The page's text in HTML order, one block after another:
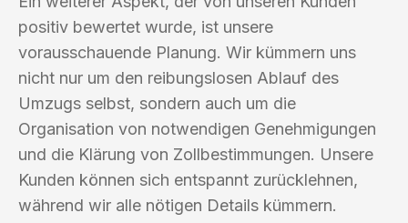
positiv bewertet wurde, ist unsere
vorausschauende Planung. Wir kümmern uns
nicht nur um den reibungslosen Ablauf des
Umzugs selbst, sondern auch um die
Organisation von notwendigen Genehmigungen
und die Klärung von Zollbestimmungen. Unsere
Kunden können sich entspannt zurücklehnen,
während wir alle nötigen Details kümmern.